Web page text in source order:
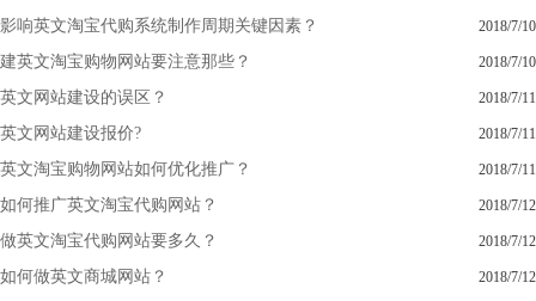
影响英文淘宝代购系统制作周期关键因素？ 2018/7/10
建英文淘宝购物网站要注意那些？ 2018/7/10
英文网站建设的误区？ 2018/7/11
英文网站建设报价? 2018/7/11
英文淘宝购物网站如何优化推广？ 2018/7/11
如何推广英文淘宝代购网站？ 2018/7/12
做英文淘宝代购网站要多久？ 2018/7/12
如何做英文商城网站？ 2018/7/12